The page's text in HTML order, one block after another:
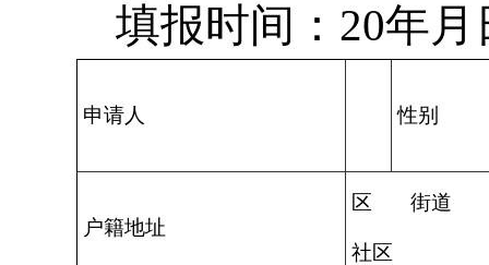
填报时间：20年月
申请人 性别
户籍地址
区 街道
社区